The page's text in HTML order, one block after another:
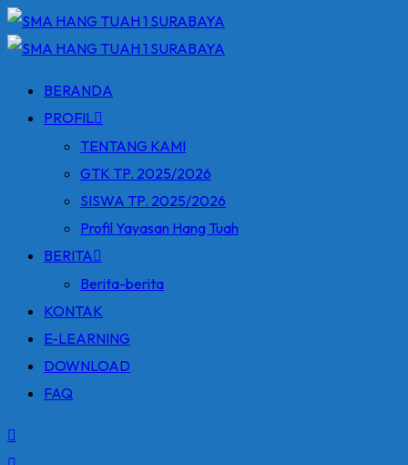
Skip
to
BERANDA
PROFIL
TENTANG KAMI
GTK TP. 2025/2026
SISWA TP. 2025/2026
Profil Yayasan Hang Tuah
BERITA
Berita-berita
KONTAK
E-LEARNING
DOWNLOAD
FAQ